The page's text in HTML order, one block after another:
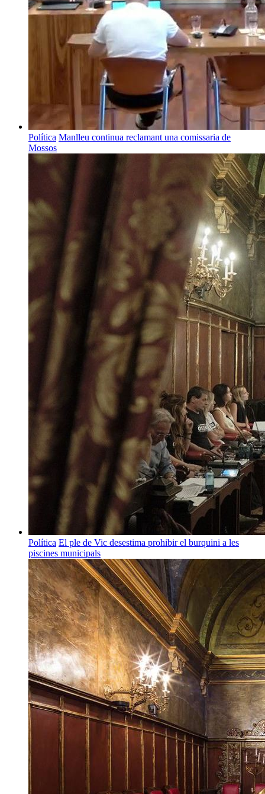
Política Manlleu continua reclamant una comissaria de
Mossos
Política El ple de Vic desestima prohibir el burquini a les
piscines municipals